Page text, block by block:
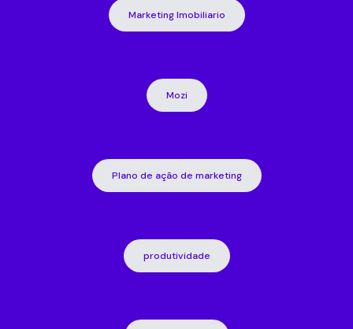
Marketing Imobiliario
Mozi
Plano de ação de marketing
produtividade